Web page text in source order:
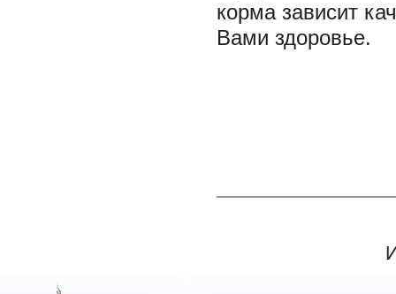
корма зависит
Вами здоровье.